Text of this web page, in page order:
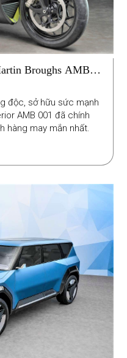
Broughs AMB
độc, sở hữu sức mạnh
AMB 001 đã chính
may mắn nhất.